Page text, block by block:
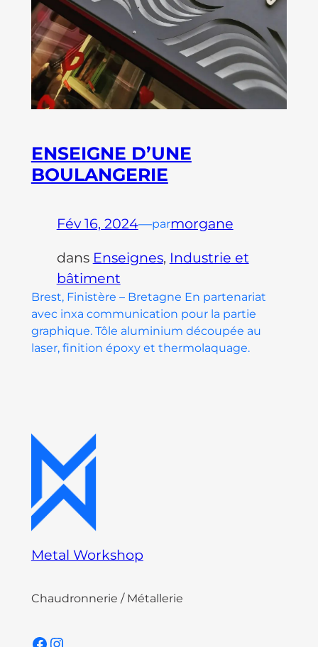
ENSEIGNE D’UNE
BOULANGERIE
Fév 16, 2024—parmorgane
dans Enseignes, Industrie et
bâtiment
Brest, Finistère – Bretagne En partenariat
avec inxa communication pour la partie
graphique. Tôle aluminium découpée au
laser, finition époxy et thermolaquage.
Metal Workshop
Chaudronnerie / Métallerie
Facebook Instagram